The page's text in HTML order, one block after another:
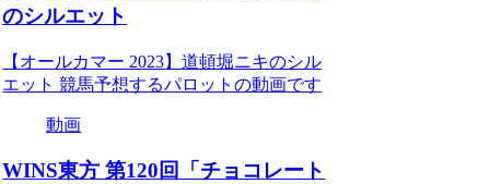
のシルエット
【オールカマー 2023】道頓堀ニキのシル
エット 競馬予想するパロットの動画です
動画
WINS東方 第120回「チョコレート